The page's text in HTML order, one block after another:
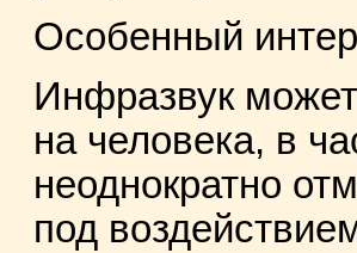
Особенный
Инфразвук
на человека, в
неоднократно
под